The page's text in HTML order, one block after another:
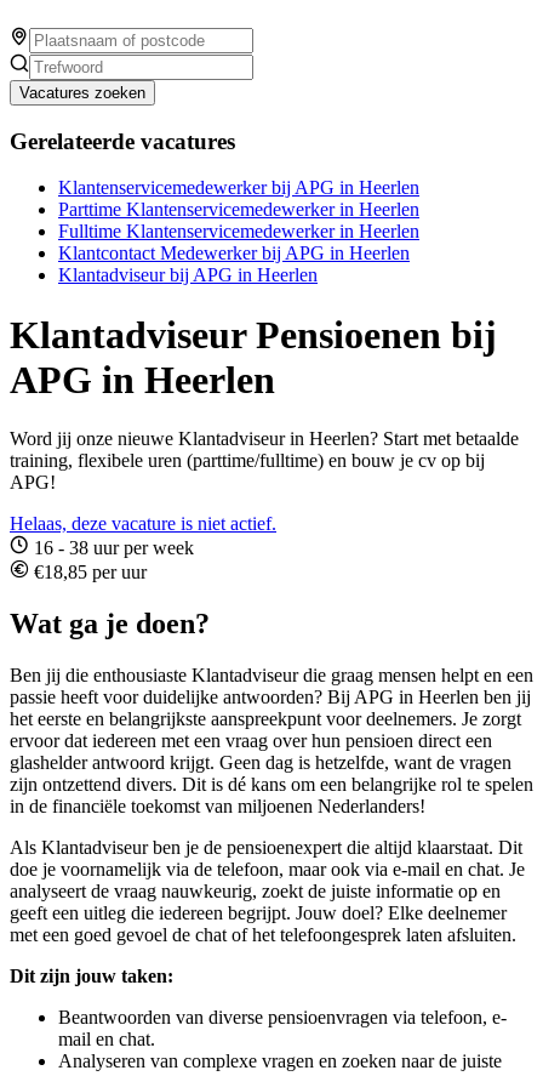
Vacatures zoeken
Gerelateerde vacatures
Klantenservicemedewerker bij APG in Heerlen
Parttime Klantenservicemedewerker in Heerlen
Fulltime Klantenservicemedewerker in Heerlen
Klantcontact Medewerker bij APG in Heerlen
Klantadviseur bij APG in Heerlen
Klantadviseur Pensioenen bij
APG in Heerlen
Word jij onze nieuwe Klantadviseur in Heerlen? Start met betaalde
training, flexibele uren (parttime/fulltime) en bouw je cv op bij
APG!
Helaas, deze vacature is niet actief.
16 - 38 uur per week
€18,85 per uur
Wat ga je doen?
Ben jij die enthousiaste Klantadviseur die graag mensen helpt en een
passie heeft voor duidelijke antwoorden? Bij APG in Heerlen ben jij
het eerste en belangrijkste aanspreekpunt voor deelnemers. Je zorgt
ervoor dat iedereen met een vraag over hun pensioen direct een
glashelder antwoord krijgt. Geen dag is hetzelfde, want de vragen
zijn ontzettend divers. Dit is dé kans om een belangrijke rol te spelen
in de financiële toekomst van miljoenen Nederlanders!
Als Klantadviseur ben je de pensioenexpert die altijd klaarstaat. Dit
doe je voornamelijk via de telefoon, maar ook via e-mail en chat. Je
analyseert de vraag nauwkeurig, zoekt de juiste informatie op en
geeft een uitleg die iedereen begrijpt. Jouw doel? Elke deelnemer
met een goed gevoel de chat of het telefoongesprek laten afsluiten.
Dit zijn jouw taken:
Beantwoorden van diverse pensioenvragen via telefoon, e-
mail en chat.
Analyseren van complexe vragen en zoeken naar de juiste